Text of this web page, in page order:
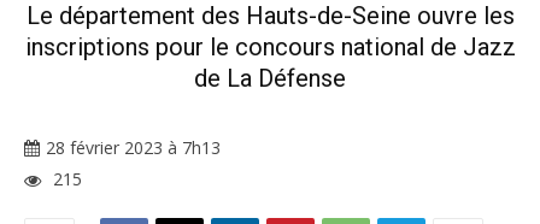
Le département des Hauts-de-Seine ouvre les
inscriptions pour le concours national de Jazz
de La Défense
28 février 2023 à 7h13
215